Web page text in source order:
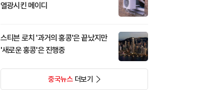
열광시킨 메이디
스티븐 로치 '과거의 홍콩'은 끝났지만
'새로운 홍콩'은 진행중
중국뉴스더보기